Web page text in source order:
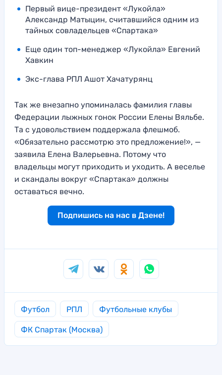
Первый вице-президент «Лукойла»
Александр Матыцин, считавшийся одним из
тайных совладельцев «Спартака»
Еще один топ-менеджер «Лукойла» Евгений
Хавкин
Экс-глава РПЛ Ашот Хачатурянц
Так же внезапно упоминалась фамилия главы
Федерации лыжных гонок России Елены Вяльбе.
Та с удовольствием поддержала флешмоб.
«Обязательно рассмотрю это предложение!», —
заявила Елена Валерьевна. Потому что
владельцы могут приходить и уходить. А веселье
и скандалы вокруг «Спартака» должны
оставаться вечно.
Подпишись на нас в Дзене!
Футбол РПЛ Футбольные клубы
ФК Спартак (Москва)